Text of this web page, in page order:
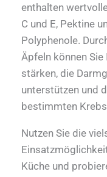
enthalten
C und E, Pektine
Polyphenole.
Äpfeln können
stärken, die
unterstützen und
bestimmten
Nutzen Sie die
Küche und